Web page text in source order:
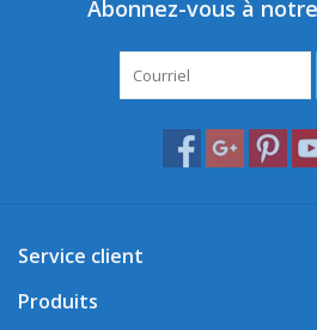
Abonnez-vous à
Service client
Produits